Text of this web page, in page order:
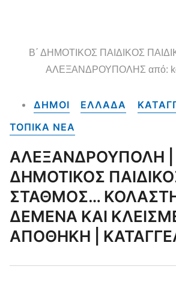
Β΄ ΔΗΜΟΤΙΚΟΣ ΠΑΙΔΙΚΟΣ
ΑΛΕΞΑΝΔΡΟΥΠΟΛΗΣ από:
ΔΗΜΟΙ ΕΛΛΑΔΑ
ΤΟΠΙΚΑ NEA
ΑΛΕΞΑΝΔΡΟΥΠΟΛΗ |
ΔΗΜΟΤΙΚΟΣ
ΣΤΑΘΜΟΣ…
ΔΕΜΕΝΑ ΚΑΙ
ΑΠΟΘΗΚΗ |